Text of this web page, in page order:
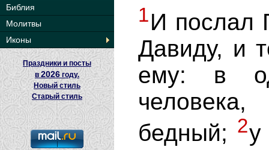
Библия
Молитвы
Иконы
Праздники и посты
в2026 году.
Новый стиль
Старый стиль
1И послал
Давиду, и
ему: в
бедный; 2у